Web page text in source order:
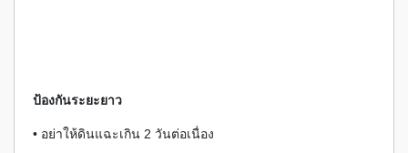
ป้องกันระยะยาว
• อย่าให้ดินแฉะเกิน 2 วันต่อเนื่อง